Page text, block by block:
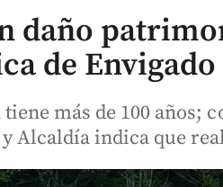
daño
de Envigado
más de 100 años;
Alcaldía indica que